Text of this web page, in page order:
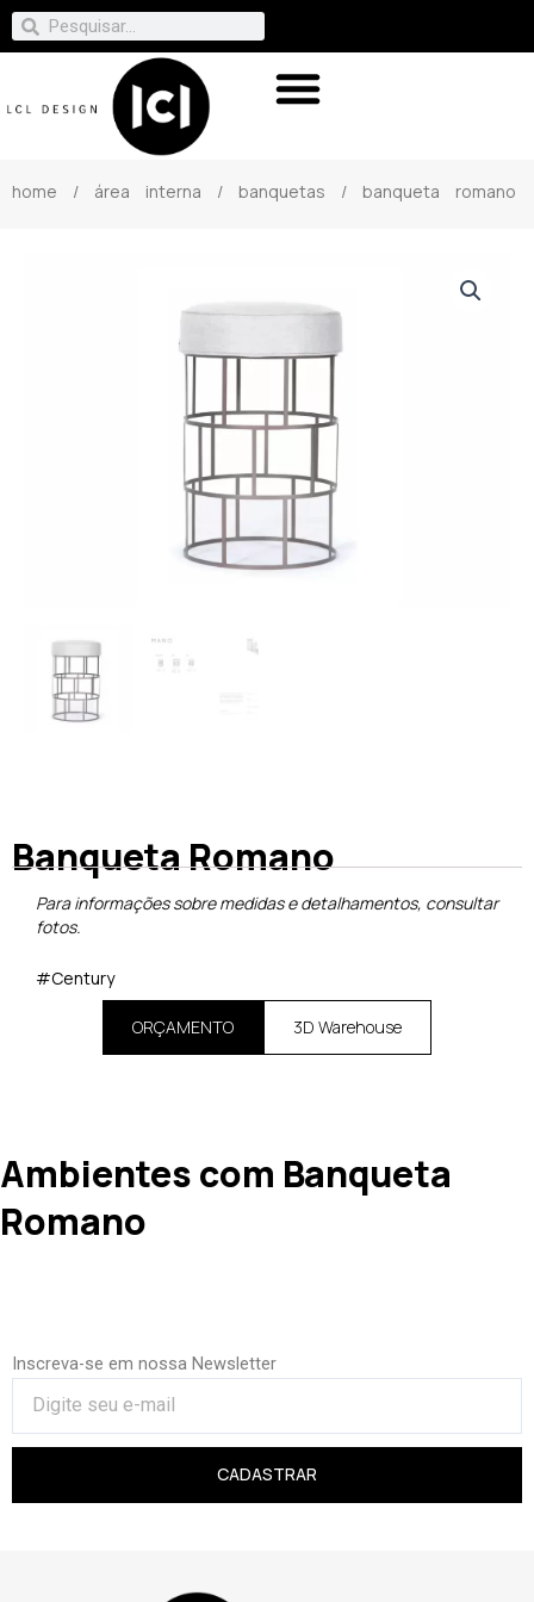
home / área interna / banquetas / banqueta romano
Banqueta Romano
Para informações sobre medidas e detalhamentos, consultar
fotos.
#Century
ORÇAMENTO 3D Warehouse
Ambientes com Banqueta
Romano
Inscreva-se em nossa Newsletter
CADASTRAR